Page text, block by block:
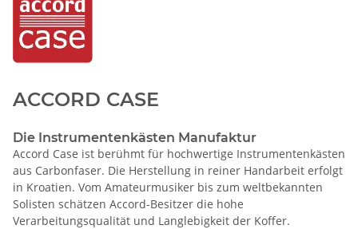
ACCORD CASE
Die Instrumentenkästen Manufaktur
Accord Case ist berühmt für hochwertige Instrumentenkästen
aus Carbonfaser. Die Herstellung in reiner Handarbeit erfolgt
in Kroatien. Vom Amateurmusiker bis zum weltbekannten
Solisten schätzen Accord-Besitzer die hohe
Verarbeitungsqualität und Langlebigkeit der Koffer.